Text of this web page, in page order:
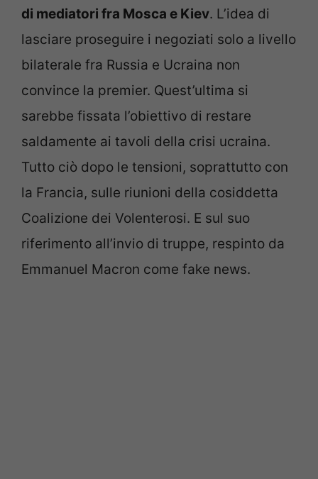
di mediatori fra Mosca e Kiev. L’idea di
lasciare proseguire i negoziati solo a livello
bilaterale fra Russia e Ucraina non
convince la premier. Quest’ultima si
sarebbe fissata l’obiettivo di restare
saldamente ai tavoli della crisi ucraina.
Tutto ciò dopo le tensioni, soprattutto con
la Francia, sulle riunioni della cosiddetta
Coalizione dei Volenterosi. E sul suo
riferimento all’invio di truppe, respinto da
Emmanuel Macron come fake news.